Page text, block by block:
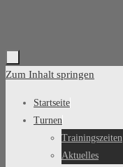
Zum Inhalt springen
Startseite
Turnen
Trainingszeiten
Aktuelles